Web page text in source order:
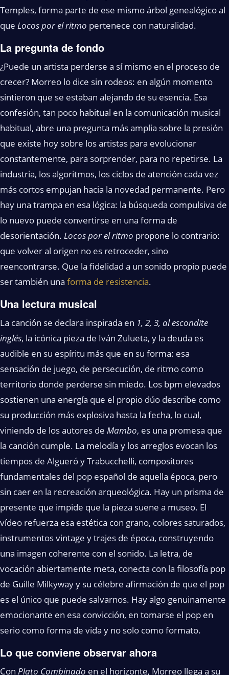
Temples, forma parte de ese mismo árbol genealógico al
que Locos por el ritmo pertenece con naturalidad.
La pregunta de fondo
¿Puede un artista perderse a sí mismo en el proceso de
crecer? Morreo lo dice sin rodeos: en algún momento
sintieron que se estaban alejando de su esencia. Esa
confesión, tan poco habitual en la comunicación musical
habitual, abre una pregunta más amplia sobre la presión
que existe hoy sobre los artistas para evolucionar
constantemente, para sorprender, para no repetirse. La
industria, los algoritmos, los ciclos de atención cada vez
más cortos empujan hacia la novedad permanente. Pero
hay una trampa en esa lógica: la búsqueda compulsiva de
lo nuevo puede convertirse en una forma de
desorientación. Locos por el ritmo propone lo contrario:
que volver al origen no es retroceder, sino
reencontrarse. Que la fidelidad a un sonido propio puede
ser también una forma de resistencia.
Una lectura musical
La canción se declara inspirada en 1, 2, 3, al escondite
inglés, la icónica pieza de Iván Zulueta, y la deuda es
audible en su espíritu más que en su forma: esa
sensación de juego, de persecución, de ritmo como
territorio donde perderse sin miedo. Los bpm elevados
sostienen una energía que el propio dúo describe como
su producción más explosiva hasta la fecha, lo cual,
viniendo de los autores de Mambo, es una promesa que
la canción cumple. La melodía y los arreglos evocan los
tiempos de Algueró y Trabucchelli, compositores
fundamentales del pop español de aquella época, pero
sin caer en la recreación arqueológica. Hay un prisma de
presente que impide que la pieza suene a museo. El
vídeo refuerza esa estética con grano, colores saturados,
instrumentos vintage y trajes de época, construyendo
una imagen coherente con el sonido. La letra, de
vocación abiertamente meta, conecta con la filosofía pop
de Guille Milkyway y su célebre afirmación de que el pop
es el único que puede salvarnos. Hay algo genuinamente
emocionante en esa convicción, en tomarse el pop en
serio como forma de vida y no solo como formato.
Lo que conviene observar ahora
Con Plato Combinado en el horizonte, Morreo llega a su